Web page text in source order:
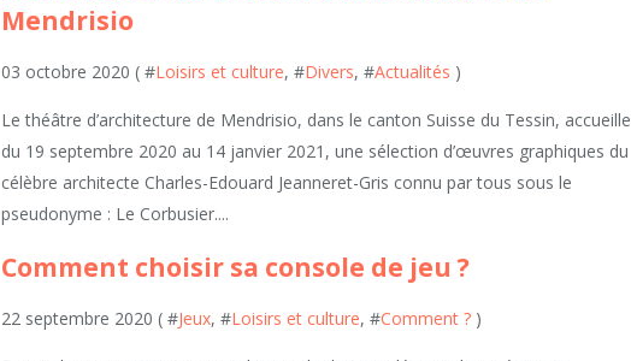
Mendrisio
03 octobre 2020 ( #Loisirs et culture, #Divers, #Actualités )
Le théâtre d’architecture de Mendrisio, dans le canton Suisse du Tessin, accueille
du 19 septembre 2020 au 14 janvier 2021, une sélection d’œuvres graphiques du
célèbre architecte Charles-Edouard Jeanneret-Gris connu par tous sous le
pseudonyme : Le Corbusier....
Comment choisir sa console de jeu ?
22 septembre 2020 ( #Jeux, #Loisirs et culture, #Comment ? )